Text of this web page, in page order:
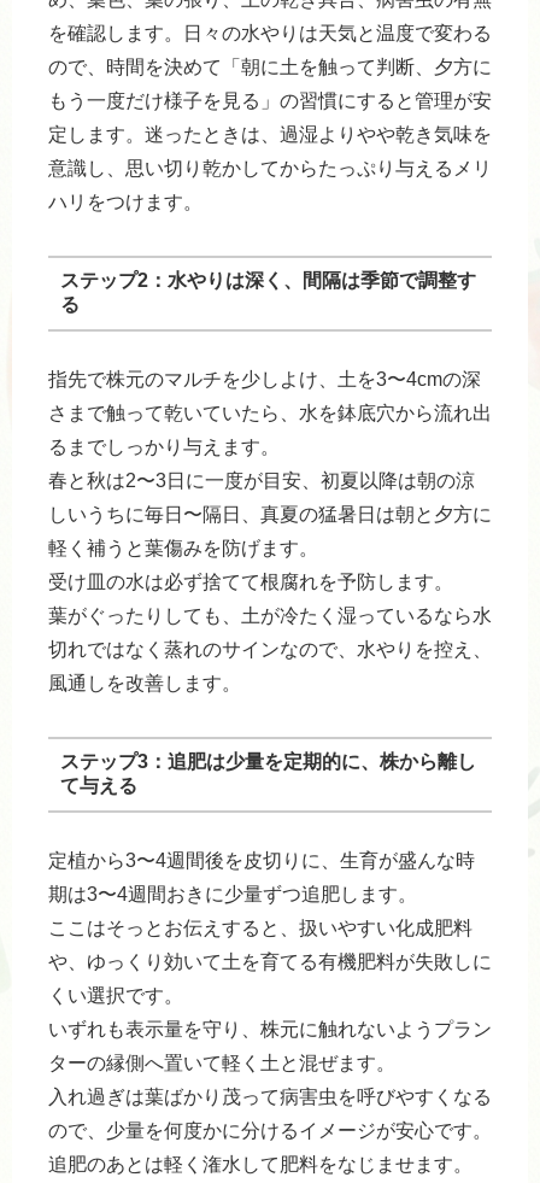
を確認します。日々の水やりは天気と温度で変わる
ので、時間を決めて「朝に土を触って判断、夕方に
もう一度だけ様子を見る」の習慣にすると管理が安
定します。迷ったときは、過湿よりやや乾き気味を
意識し、思い切り乾かしてからたっぷり与えるメリ
ハリをつけます。
ステップ2：水やりは深く、間隔は季節で調整す
る
指先で株元のマルチを少しよけ、土を3〜4cmの深
さまで触って乾いていたら、水を鉢底穴から流れ出
るまでしっかり与えます。
春と秋は2〜3日に一度が目安、初夏以降は朝の涼
しいうちに毎日〜隔日、真夏の猛暑日は朝と夕方に
軽く補うと葉傷みを防げます。
受け皿の水は必ず捨てて根腐れを予防します。
葉がぐったりしても、土が冷たく湿っているなら水
切れではなく蒸れのサインなので、水やりを控え、
風通しを改善します。
ステップ3：追肥は少量を定期的に、株から離し
て与える
定植から3〜4週間後を皮切りに、生育が盛んな時
期は3〜4週間おきに少量ずつ追肥します。
ここはそっとお伝えすると、扱いやすい化成肥料
や、ゆっくり効いて土を育てる有機肥料が失敗しに
くい選択です。
いずれも表示量を守り、株元に触れないようプラン
ターの縁側へ置いて軽く土と混ぜます。
入れ過ぎは葉ばかり茂って病害虫を呼びやすくなる
ので、少量を何度かに分けるイメージが安心です。
追肥のあとは軽く潅水して肥料をなじませます。